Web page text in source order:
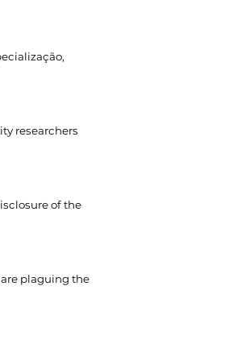
researchers
of the
plaguing the